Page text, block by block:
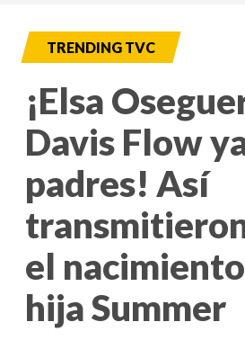
TRENDING TVC
¡Elsa
Davis Flow
padres! Así
el
hija Summer